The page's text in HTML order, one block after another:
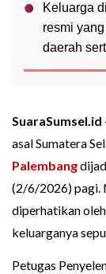
Keluarga
resmi
daerah
SuaraSumsel.id
asal Sumatera
Palembang
(2/6/2026) pagi.
diperhatikan
keluarganya
Petugas